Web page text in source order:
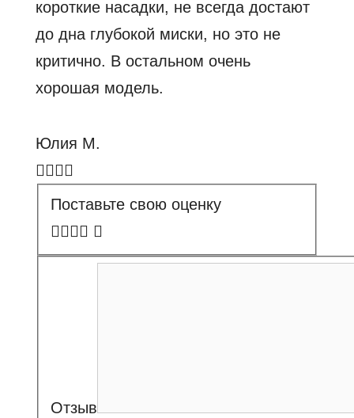
короткие насадки, не всегда достают
до дна глубокой миски, но это не
критично. В остальном очень
хорошая модель.
Юлия М.
Поставьте свою оценку
Отзыв